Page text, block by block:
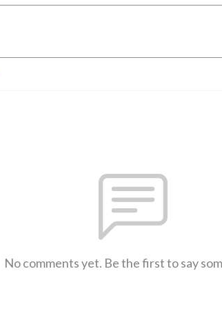
No comments yet. Be the first to say